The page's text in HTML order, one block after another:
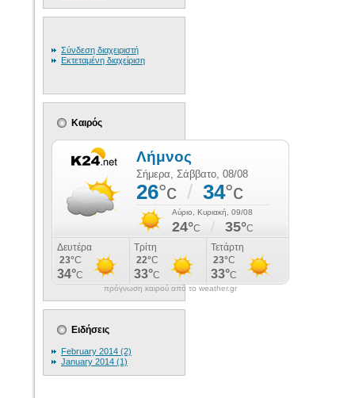
Σύνδεση διαχειριστή
Εκτεταμένη διαχείριση
Καιρός
πρόγνωση καιρού από το weather.gr
Ειδήσεις
February 2014 (2)
January 2014 (1)